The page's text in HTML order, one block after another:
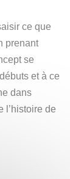
l’ère de la
conceptuels
dans
chose de
ce que
prenant
se
et à ce
dans
l’histoire de